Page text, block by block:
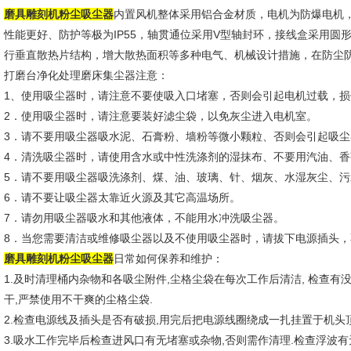
磨具雕刻机粉尘吸尘器内置风机整体采用铝合金材质，电机为防爆电
性能更好、防护等极为IP55，轴贯通位采用V型轴封环，接线盒采用圆
行垂直散热片结构，增大散热面积等多种电气、机械设计措施，在防
打磨台净化处理磨床集尘器注意：
1、使用吸尘器时，请注意不要使吸入口堵塞，否则会引起电机过载，
2．使用吸尘器时，请注意要装好滤尘袋，以免灰尘进入电机室。
3．请不要用吸尘器吸水泥、石膏粉、墙粉等微小颗粒、否则会引起吸
4．清洗吸尘器时，请使用含水或中性洗涤剂的湿抹布、不要用汽油、
5．请不要用吸尘器吸洗涤剂、煤、油、玻璃、针、烟灰、水湿灰尘、
6．请不要让吸尘器太靠近火源及其它高温场所。
7．请勿用吸尘器吸水和其他液体，不能用水冲洗吸尘器。
8．当您需要清洁或维修吸尘器以及不使用吸尘器时，请拔下电源插头
磨具雕刻机粉尘吸尘器日常如何保养和维护：
1.及时清理桶内杂物和各吸尘附件,尘格尘袋在每次工作后清洁, 检查有
干,严禁使用不干爽的尘格尘袋.
2.检查电源线及插头是否有破损,用完后把电源线圈绕成一扎挂置于机头
3.吸水工作完毕后检查进风口有无堵塞或杂物,否则需作清理.检查浮波